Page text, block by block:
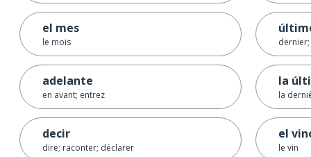
el mes
le mois
adelante
en avant; entrez
decir
dire; raconter; déclarer
la
la
el
le vin